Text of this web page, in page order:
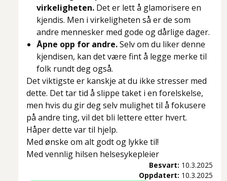
virkeligheten. Det er lett å glamorisere en
kjendis. Men i virkeligheten så er de som
andre mennesker med gode og dårlige dager.
Åpne opp for andre.Selv om du liker denne
kjendisen, kan det være fint å legge merke til
folk rundt deg også.
Det viktigste er kanskje at du ikke stresser med
dette. Det tar tid å slippe taket i en forelskelse,
men hvis du gir deg selv mulighet til å fokusere
på andre ting, vil det bli lettere etter hvert.
Håper dette var til hjelp.
Med ønske om alt godt og lykke til!
Med vennlig hilsen helsesykepleier
Besvart: 10.3.2025
Oppdatert: 10.3.2025